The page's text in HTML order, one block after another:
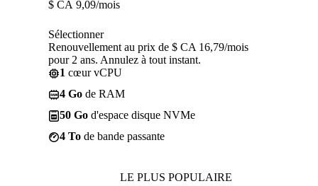
$ CA 9,09/mois
Sélectionner
Renouvellement au prix de $ CA 16,79/mois
pour 2 ans. Annulez à tout instant.
1 cœur vCPU
4 Go de RAM
50 Go d'espace disque NVMe
4 To de bande passante
LE PLUS POPULAIRE